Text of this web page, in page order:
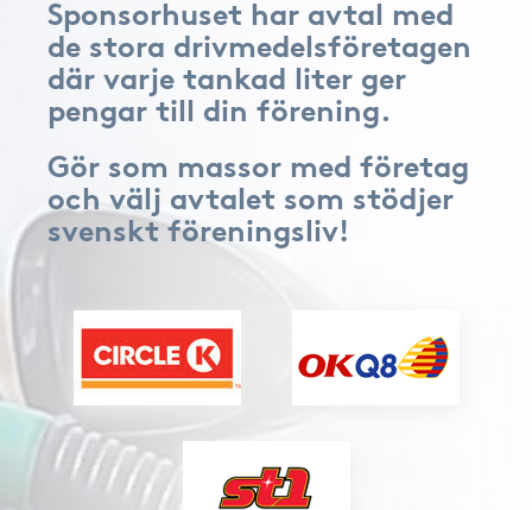
Sponsorhuset har avtal med
de stora drivmedelsföretagen
där varje tankad liter ger
pengar till din förening.
Gör som massor med företag
och välj avtalet som stödjer
svenskt föreningsliv!